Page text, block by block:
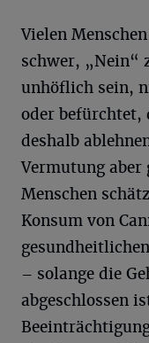
Vielen
schwer, „Nein“
unhöflich sein,
oder befürchtet,
deshalb
Vermutung
Menschen
Konsum von
– solange die
abgeschlossen